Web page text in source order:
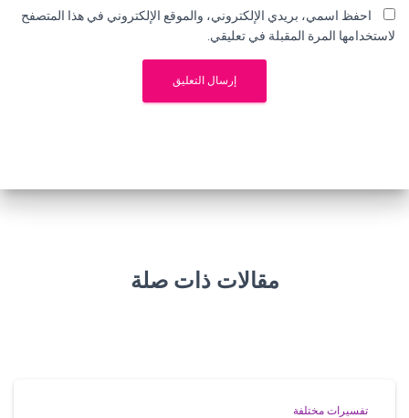
احفظ اسمي، بريدي الإلكتروني، والموقع الإلكتروني في هذا المتصفح
لاستخدامها المرة المقبلة في تعليقي.
مقالات ذات صلة
تفسيرات مختلفة